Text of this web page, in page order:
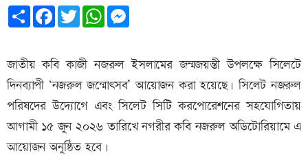
Share FacebookTwitterWhatsApp
জাতীয় কবি কাজী নজরুল ইসলামের জন্মজয়ন্তী উপলক্ষে সিলেটে
দিনব্যাপী ‘নজরুল জন্মোৎসব’ আয়োজন করা হয়েছে। সিলেট নজরুল
পরিষদের উদ্যোগে এবং সিলেট সিটি করপোরেশনের সহযোগিতায়
আগামী ১৫ জুন ২০২৬ তারিখে নগরীর কবি নজরুল অডিটোরিয়ামে এ
আয়োজন অনুষ্ঠিত হবে।